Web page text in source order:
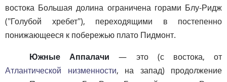
востока Большая долина ограничена горами Блу-Ридж
("Голубой хребет"), переходящими в постепенно
понижающееся к побережью плато Пидмонт.
Южные Аппалачи — это (с востока, от
Атлантической низменности, на запад) продолжение